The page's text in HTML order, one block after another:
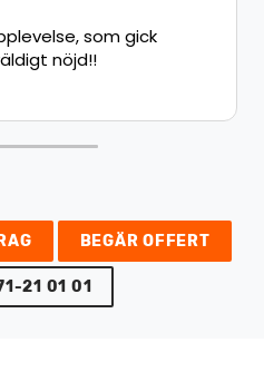
som gick
nöjd!!
BEGÄR OFFERT
21 01 01